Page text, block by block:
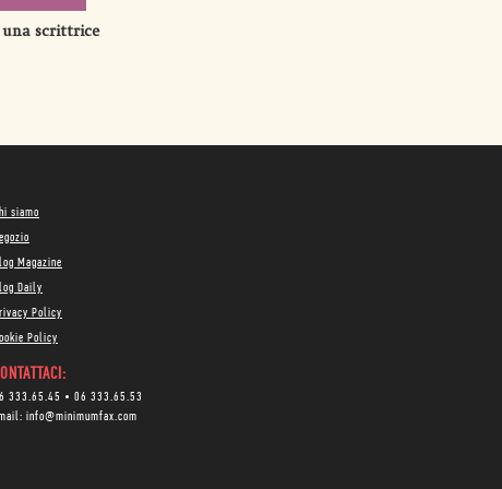
scrittrice
siamo
Magazine
Daily
Policy
Policy
333.65.45 • 06 333.65.53
info@minimumfax.com